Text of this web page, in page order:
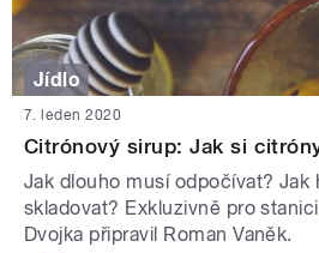
Jídlo
7. leden 2020
Citrónový sirup: Jak si
Jak dlouho musí odpočívat? Jak
skladovat? Exkluzivně pro
Dvojka připravil Roman Vaněk.